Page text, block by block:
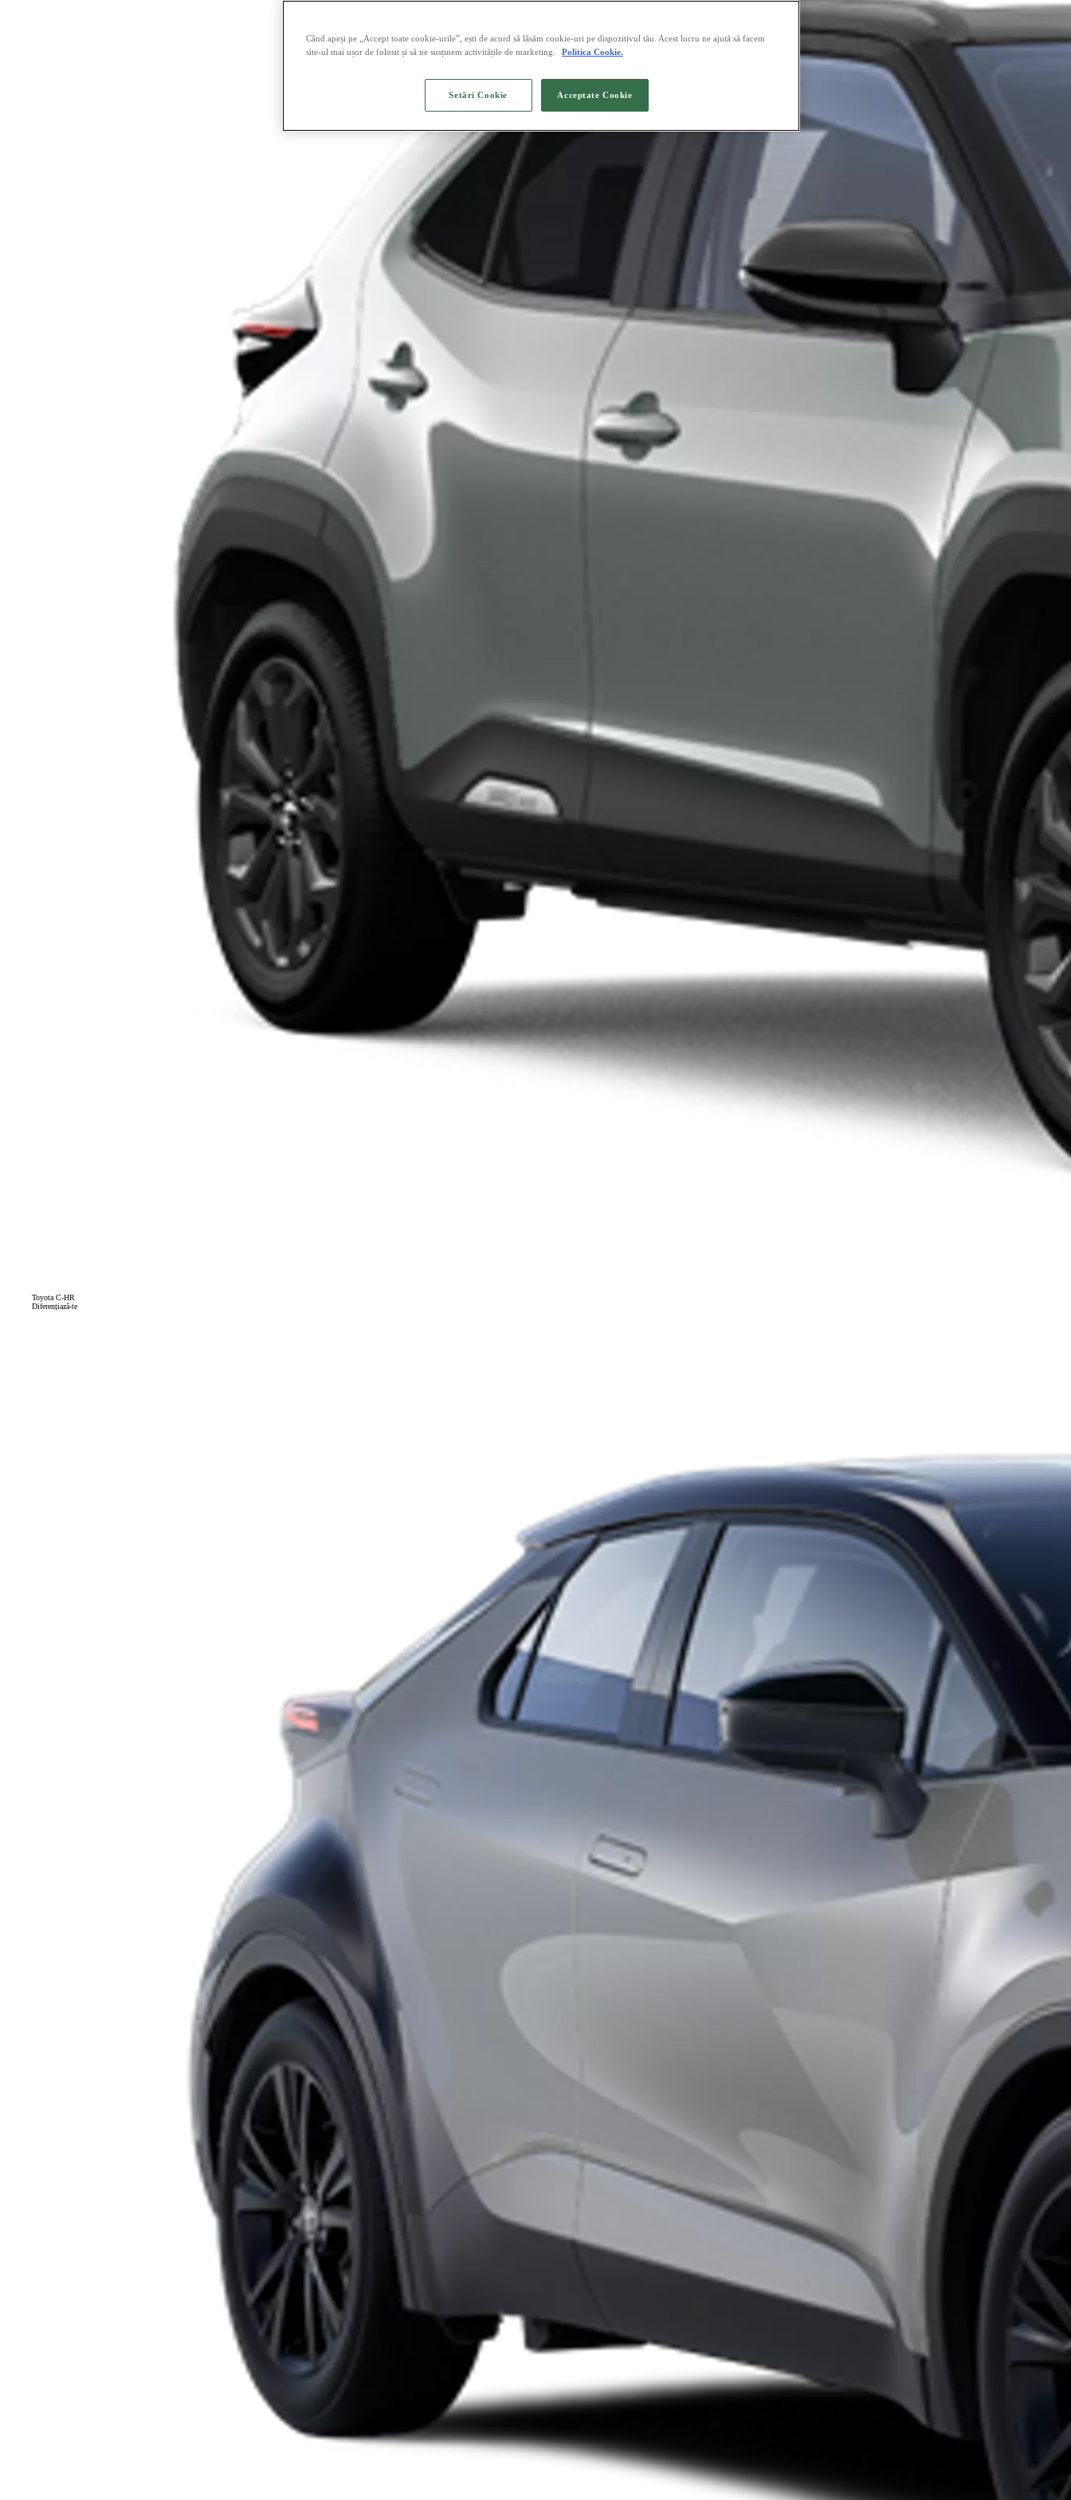
Toyota C-HR
Diferențiază-te
Când apeși pe „Accept toate cookie-urile”, ești de acord să lăsăm cookie-uri pe dispozitivul tău. Acest lucru ne ajută să facem
site-ul mai ușor de folosit și să ne susținem activitățile de marketing.
Politica Cookie.
Setări Cookie Acceptate Cookie